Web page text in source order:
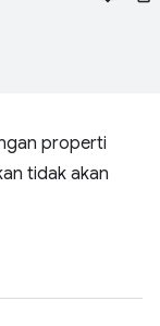
properti
tidak akan